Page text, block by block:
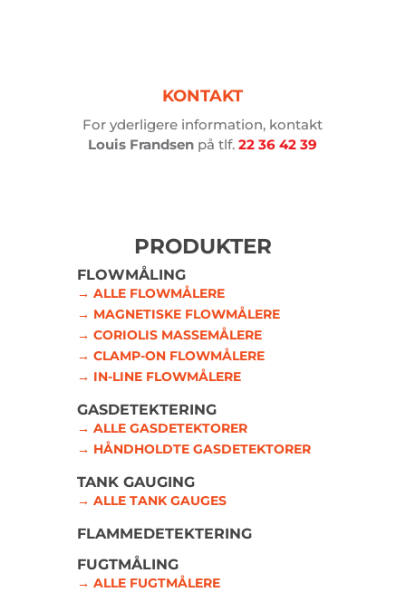
KONTAKT
For yderligere information, kontakt
Louis Frandsen på tlf.22 36 42 39
PRODUKTER
FLOWMÅLING
→ ALLE FLOWMÅLERE
→ MAGNETISKE FLOWMÅLERE
→ CORIOLIS MASSEMÅLERE
→ CLAMP-ON FLOWMÅLERE
→ IN-LINE FLOWMÅLERE
GASDETEKTERING
→ ALLE GASDETEKTORER
→ HÅNDHOLDTE GASDETEKTORER
TANK GAUGING
→ ALLE TANK GAUGES
FLAMMEDETEKTERING
FUGTMÅLING
→ ALLE FUGTMÅLERE